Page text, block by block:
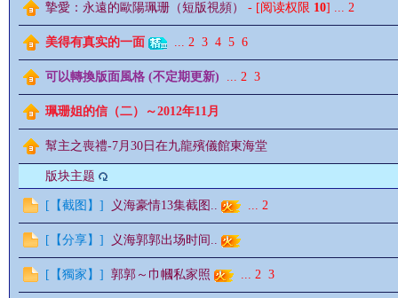
摯愛：永遠的歐陽珮珊（短版視頻） - [阅读权限 10] ... 2
美得有真实的一面 ... 2 3 4 5 6
可以轉換版面風格 (不定期更新) ... 2 3
珮珊姐的信（二）～2012年11月
幫主之喪禮-7月30日在九龍殯儀館東海堂
版块主题
[ 【截图】 ] 义海豪情13集截图.. ... 2
[ 【分享】 ] 义海郭郭出场时间..
[ 【獨家】 ] 郭郭～巾幗私家照 ... 2 3